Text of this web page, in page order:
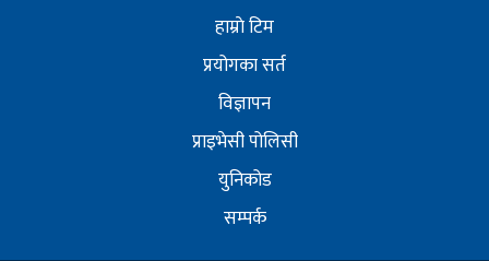
हाम्राे टिम
प्रयोगका सर्त
विज्ञापन
प्राइभेसी पोलिसी
युनिकोड
सम्पर्क